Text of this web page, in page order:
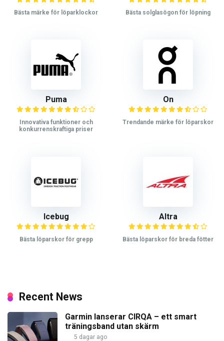
Bästa märke för löparklockor Bästa solglasögon för löpning
Puma
Innovativa funktioner och
konkurrenskraftiga priser
On
Trendande märke för löparskor
Icebug
Bästa löparskor för grepp
Altra
Bästa löparskor för breda fötter
Recent News
Garmin lanserar CIRQA – ett smart
träningsband utan skärm
5 dagar ago